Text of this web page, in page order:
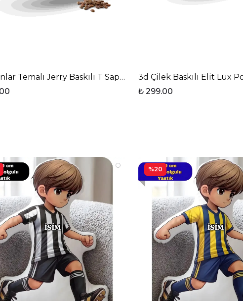
Sever Siyah Kupa Bardak Çay Kahve Fincanı-1
Temalı Jerry Baskılı T Saplı Porselen Kupa Bardak
3d Çilek Baskılı Elit Lüx
₺ 299.00
%20